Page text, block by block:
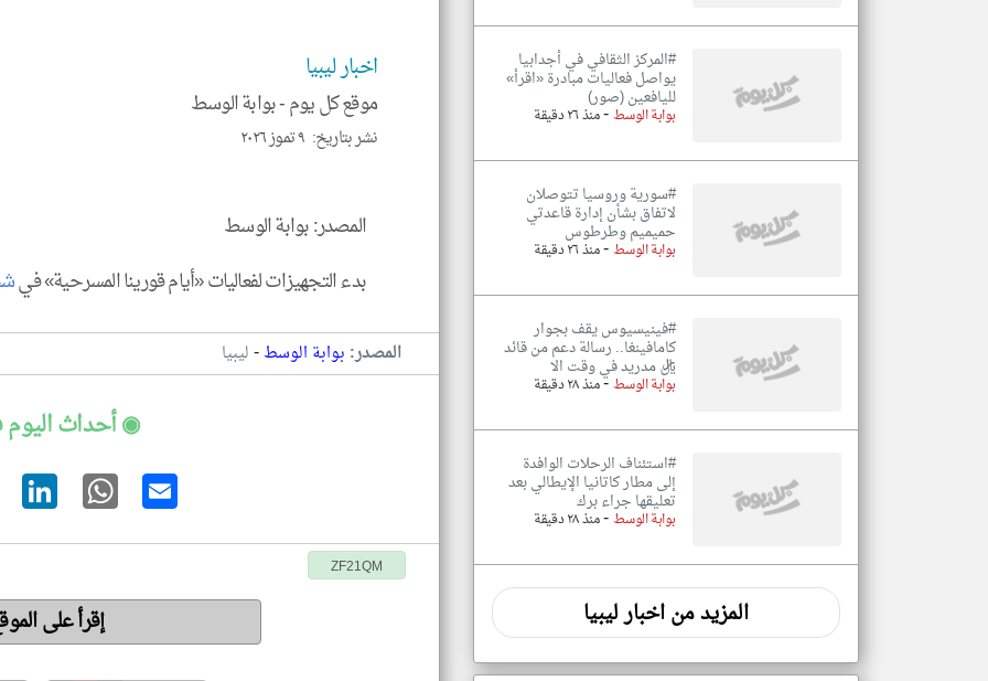
اخبار ليبيا
موقع كل يوم -بوابة الوسط
نشر بتاريخ: ٩ تموز ٢٠٢٦
المصدر: بوابة الوسط
بدء التجهيزات لفعاليات «أيام قورينا المسرحية» في
المصدر: بوابة الوسط-ليبيا
◉ أحداث اليوم
ZF21QM
إقرأ على
#المركز الثقافي في أجدابيا
يواصل فعاليات مبادرة «اقرأ»
لليافعين (صور)
بوابة الوسط-منذ ٢٦ دقيقة
#سورية وروسيا تتوصلان
لاتفاق بشأن إدارة قاعدتي
حميميم وطرطوس
بوابة الوسط-منذ ٢٦ دقيقة
#فينيسيوس يقف بجوار
كامافينغا.. رسالة دعم من قائد
ريال مدريد في وقت الا
بوابة الوسط-منذ ٢٨ دقيقة
#استئناف الرحلات الوافدة
إلى مطار كاتانيا الإيطالي بعد
تعليقها جراء برك
بوابة الوسط-منذ ٢٨ دقيقة
المزيد من اخبار ليبيا